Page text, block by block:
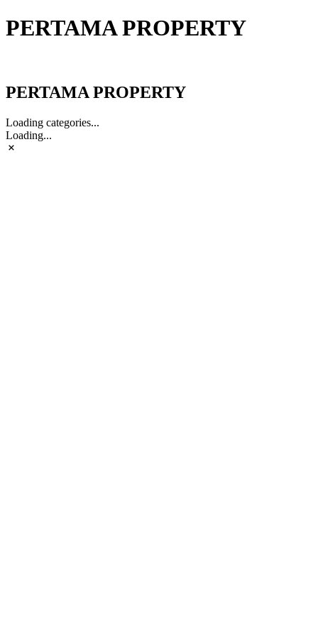
PERTAMA PROPERTY
PERTAMA PROPERTY
Loading categories...
Loading...